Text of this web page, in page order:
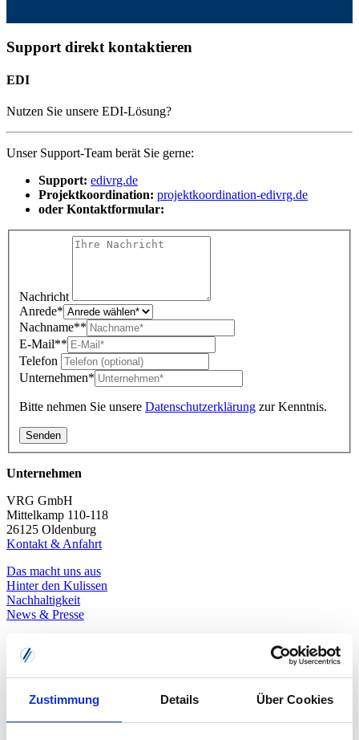
Zustimmung Details Über Cookies
Support direkt kontaktieren
EDI
Nutzen Sie unsere EDI-Lösung?
Unser Support-Team berät Sie gerne:
Support: edivrg.de
Projektkoordination: projektkoordination-edivrg.de
oder Kontaktformular:
Nachricht
Anrede*
Nachname**
E-Mail**
Telefon
Unternehmen*
Bitte nehmen Sie unsere Datenschutzerklärung zur Kenntnis.
Unternehmen
VRG GmbH
Mittelkamp 110-118
26125 Oldenburg
Kontakt & Anfahrt
Das macht uns aus
Hinter den Kulissen
Nachhaltigkeit
News & Presse
Die VRG steht mit viel Erfahrung für digitale Prozesse, Software
HR-Prozesse und Travelmanagement
•MICOS für die Sozialwirtschaft